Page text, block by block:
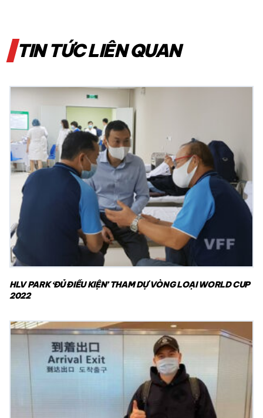
TIN TỨC LIÊN QUAN
HLV PARK ‘ĐỦ ĐIỀU KIỆN’ THAM DỰ VÒNG LOẠI WORLD CUP
2022